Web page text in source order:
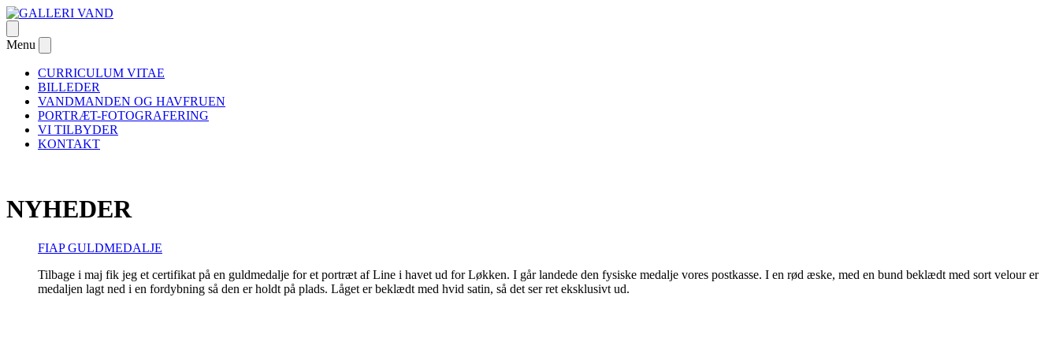
Skip
to
content
GALLERI VAND
– om passion og Danmarks første galleri dedikeret til undervandsfotografiet
menu
Menu
menu
CURRICULUM VITAE
BILLEDER
VANDMANDEN OG HAVFRUEN
PORTRÆT-FOTOGRAFERING
VI TILBYDER
KONTAKT
NYHEDER
FIAP GULDMEDALJE
Tilbage i maj fik jeg et certifikat på en guldmedalje for et portræt af Line i havet ud for Løkken. I går landede den fysiske medalje vores postkasse. I en rød æske, med en bund beklædt med sort velour er
medaljen lagt ned i en fordybning så den er holdt på plads. Låget er beklædt med hvid satin, så det ser ret eksklusivt ud.